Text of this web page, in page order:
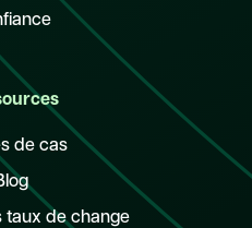
de cas
taux de change